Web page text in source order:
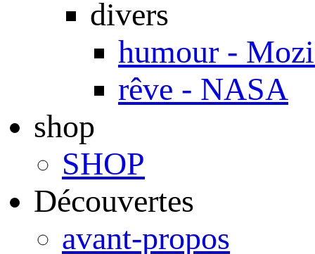
divers
humour -
rêve - NASA
shop
SHOP
Découvertes
avant-propos